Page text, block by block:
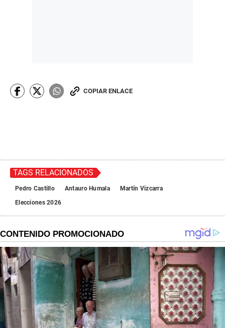
COPIAR ENLACE
TAGS RELACIONADOS
Pedro Castillo Antauro Humala
Martín Vizcarra
Elecciones 2026